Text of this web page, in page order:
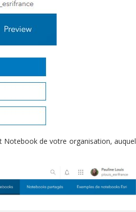
Notebook de votre organisation, auquel